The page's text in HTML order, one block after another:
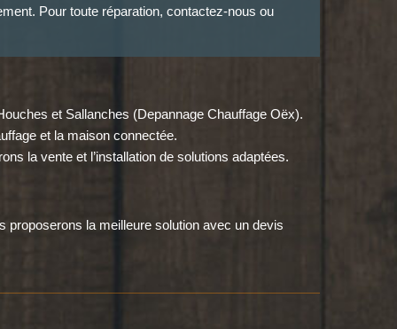
Pour toute réparation, contactez-nous ou
et Sallanches (Depannage Chauffage Oëx).
et la maison connectée.
la vente et l’installation de solutions adaptées.
proposerons la meilleure solution avec un devis